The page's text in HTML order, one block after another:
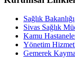
Sağlık Bakanlığı
Sivas Sağlık
Kamu
Yönetim
Gemerek